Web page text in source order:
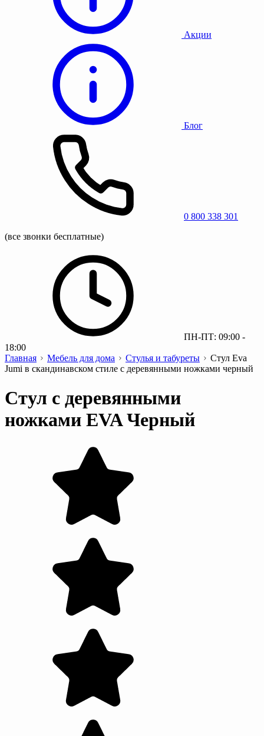
Акции
Блог
0 800 338 301
(все звонки бесплатные)
ПН-ПТ: 09:00 -
18:00
Главная
Мебель для дома Стулья и табуреты
Стул Eva
Jumi в скандинавском стиле с деревянными ножками черный
Стул с деревянными
ножками EVA Черный